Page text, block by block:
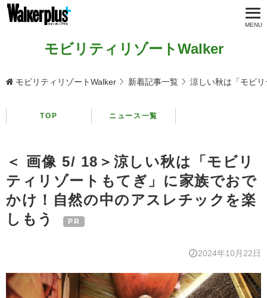
モビリティリゾートWalker
モビリティリゾートWalker 新着記事一覧 涼しい秋は「モビ
TOP ニュース一覧
＜ 画像 5/ 18＞涼しい秋は「モビリ
ティリゾートもてぎ」に家族でおで
かけ！自然の中のアスレチックを楽
しもう
2024年10月22日